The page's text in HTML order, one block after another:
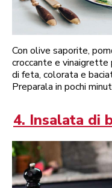
Con olive saporite,
croccante e vinaigrette
di feta, colorata e
Preparala in pochi
4. Insalata di